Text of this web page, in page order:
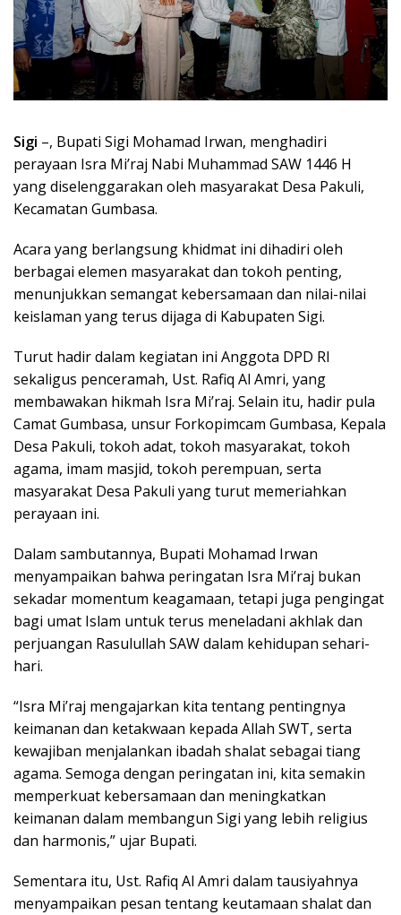
Sigi –, Bupati Sigi Mohamad Irwan, menghadiri
perayaan Isra Mi’raj Nabi Muhammad SAW 1446 H
yang diselenggarakan oleh masyarakat Desa Pakuli,
Kecamatan Gumbasa.
Acara yang berlangsung khidmat ini dihadiri oleh
berbagai elemen masyarakat dan tokoh penting,
menunjukkan semangat kebersamaan dan nilai-nilai
keislaman yang terus dijaga di Kabupaten Sigi.
Turut hadir dalam kegiatan ini Anggota DPD RI
sekaligus penceramah, Ust. Rafiq Al Amri, yang
membawakan hikmah Isra Mi’raj. Selain itu, hadir pula
Camat Gumbasa, unsur Forkopimcam Gumbasa, Kepala
Desa Pakuli, tokoh adat, tokoh masyarakat, tokoh
agama, imam masjid, tokoh perempuan, serta
masyarakat Desa Pakuli yang turut memeriahkan
perayaan ini.
Dalam sambutannya, Bupati Mohamad Irwan
menyampaikan bahwa peringatan Isra Mi’raj bukan
sekadar momentum keagamaan, tetapi juga pengingat
bagi umat Islam untuk terus meneladani akhlak dan
perjuangan Rasulullah SAW dalam kehidupan sehari-
hari.
“Isra Mi’raj mengajarkan kita tentang pentingnya
keimanan dan ketakwaan kepada Allah SWT, serta
kewajiban menjalankan ibadah shalat sebagai tiang
agama. Semoga dengan peringatan ini, kita semakin
memperkuat kebersamaan dan meningkatkan
keimanan dalam membangun Sigi yang lebih religius
dan harmonis,” ujar Bupati.
Sementara itu, Ust. Rafiq Al Amri dalam tausiyahnya
menyampaikan pesan tentang keutamaan shalat dan